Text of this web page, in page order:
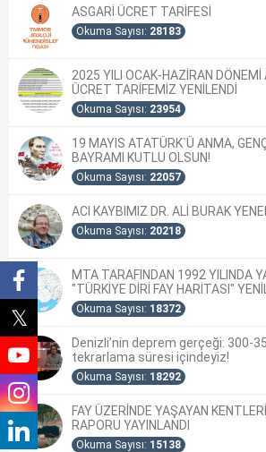
ASGARİ ÜCRET TARİFESİ
Okuma Sayısı: 28183
2025 YILI OCAK-HAZİRAN DÖNEMİ
ÜCRET TARİFEMİZ YENİLENDİ
Okuma Sayısı: 23954
19 MAYIS ATATÜRK`Ü ANMA,
BAYRAMI KUTLU OLSUN!
Okuma Sayısı: 22057
ACI KAYBIMIZ DR. ALİ BURAK
Okuma Sayısı: 20218
MTA TARAFINDAN 1992 YILINDA
"TÜRKİYE DİRİ FAY HARİTASI"
Okuma Sayısı: 18372
Denizli’nin deprem gerçeği: 300-
tekrarlama süresi içindeyiz!
Okuma Sayısı: 18292
FAY ÜZERİNDE YAŞAYAN
RAPORU YAYINLANDI
Okuma Sayısı: 15138